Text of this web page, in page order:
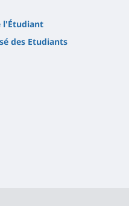
l'Étudiant
des Etudiants